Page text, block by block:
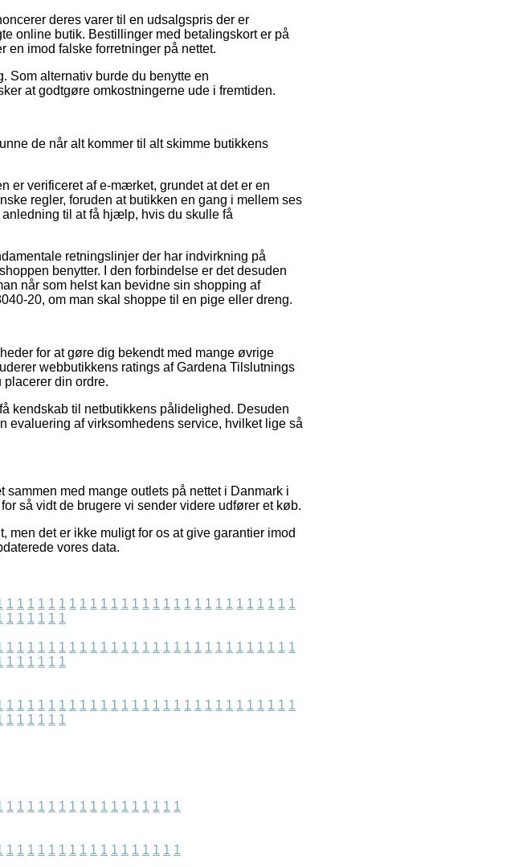
deres varer til en udsalgspris der er
online butik. Bestillinger med betalingskort er på
imod falske forretninger på nettet.
Som alternativ burde du benytte en
at godtgøre omkostningerne ude i fremtiden.
de når alt kommer til alt skimme butikkens
er verificeret af e-mærket, grundet at det er en
regler, foruden at butikken en gang i mellem ses
til at få hjælp, hvis du skulle få
retningslinjer der har indvirkning på
benytter. I den forbindelse er det desuden
når som helst kan bevidne sin shopping af
20, om man skal shoppe til en pige eller dreng.
for at gøre dig bekendt med mange øvrige
webbutikkens ratings af Gardena Tilslutnings
placerer din ordre.
kendskab til netbutikkens pålidelighed. Desuden
evaluering af virksomhedens service, hvilket lige så
med mange outlets på nettet i Danmark i
så vidt de brugere vi sender videre udfører et køb.
det er ikke muligt for os at give garantier imod
vores data.
1 1 1 1 1 1 1 1 1 1 1 1 1 1 1 1 1 1 1 1 1 1 1 1 1 1 1 1
1 1 1 1 1 1
1 1 1 1 1 1 1 1 1 1 1 1 1 1 1 1 1 1 1 1 1 1 1 1 1 1 1 1
1 1 1 1 1 1
1 1 1 1 1 1 1 1 1 1 1 1 1 1 1 1 1 1 1 1 1 1 1 1 1 1 1 1
1 1 1 1 1 1
1 1 1 1 1 1 1 1 1 1 1 1 1 1 1 1 1
1 1 1 1 1 1 1 1 1 1 1 1 1 1 1 1 1